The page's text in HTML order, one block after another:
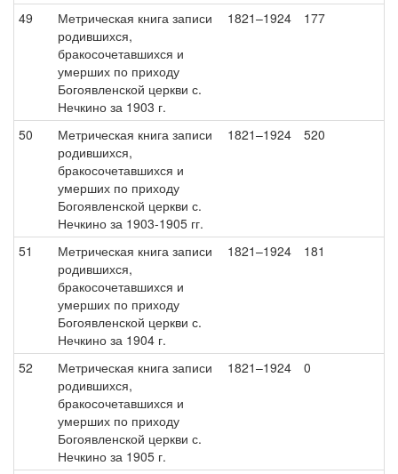
49
Метрическая книга записи
родившихся,
бракосочетавшихся и
умерших по приходу
Богоявленской церкви с.
Нечкино за 1903 г.
1821–1924 177
50
Метрическая книга записи
родившихся,
бракосочетавшихся и
умерших по приходу
Богоявленской церкви с.
Нечкино за 1903-1905 гг.
1821–1924 520
51
Метрическая книга записи
родившихся,
бракосочетавшихся и
умерших по приходу
Богоявленской церкви с.
Нечкино за 1904 г.
1821–1924 181
52
Метрическая книга записи
родившихся,
бракосочетавшихся и
умерших по приходу
Богоявленской церкви с.
Нечкино за 1905 г.
1821–1924 0